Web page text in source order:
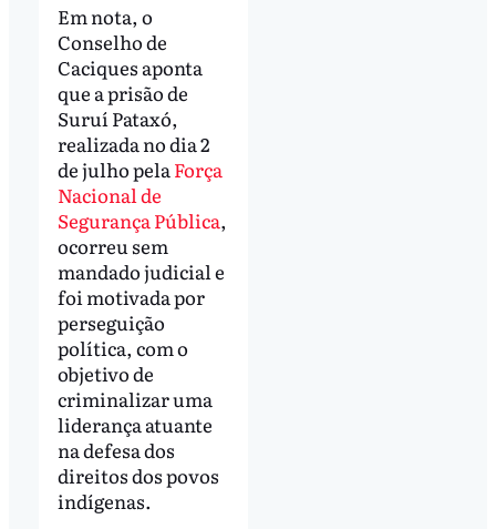
Em nota, o
Conselho de
Caciques aponta
que a prisão de
Suruí Pataxó,
realizada no dia 2
de julho pela Força
Nacional de
Segurança Pública,
ocorreu sem
mandado judicial e
foi motivada por
perseguição
política, com o
objetivo de
criminalizar uma
liderança atuante
na defesa dos
direitos dos povos
indígenas.